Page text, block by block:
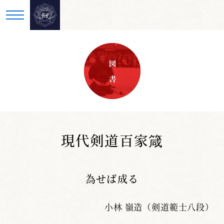
図 書
現代剣道百家箴
為せば成る
小林 嶺造（剣道範士八段）